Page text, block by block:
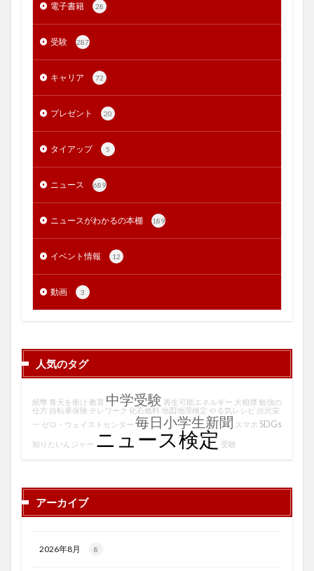
電子書籍 28
受験 287
キャリア 72
プレゼント 20
タイアップ 5
ニュース 689
ニュースがわかるの本棚 189
イベント情報 12
動画 3
人気のタグ
紙幣 青天を衝け 教育 中学受験 再生可能エネルギー 大相撲 勉強の
仕方 自転車保険 テレワーク 化石燃料 地図地理検定 やる気レシピ 渋沢栄
一 ゼロ・ウェイストセンター 毎日小学生新聞 スマホ SDGs
知りたいんジャー ニュース検定 受験
アーカイブ
2026年8月 8